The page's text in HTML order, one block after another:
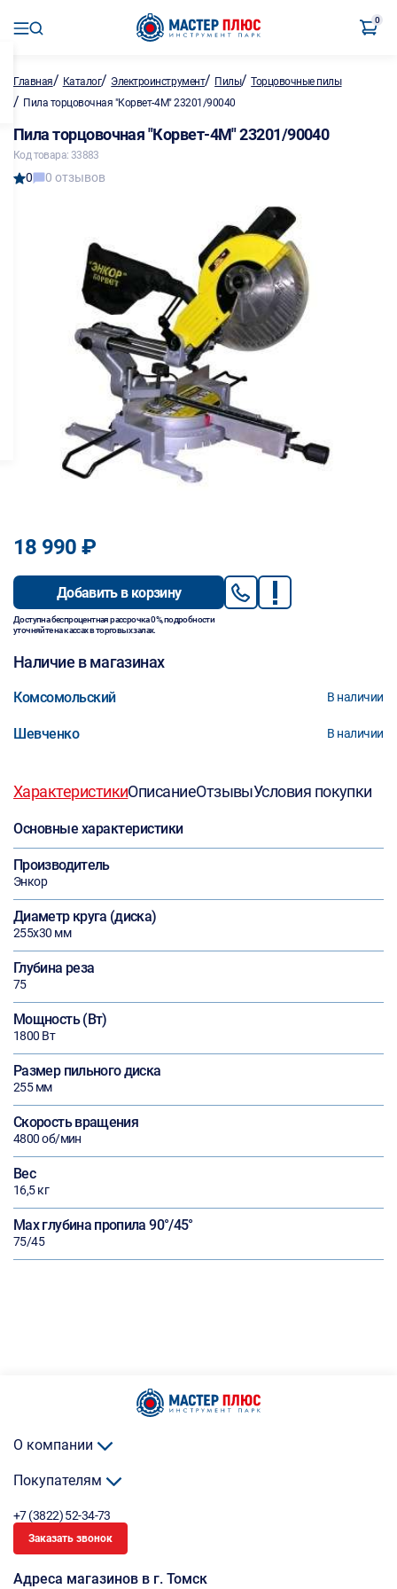
0
Главная/ Каталог/ Электроинструмент/ Пилы/Торцовочные пилы
/ Пила торцовочная "Корвет-4М" 23201/90040
Пила торцовочная "Корвет-4М" 23201/90040
Код товара: 33883
0 0 отзывов
18 990 ₽
Добавить в корзину
Доступна беспроцентная рассрочка 0%, подробности
уточняйте на кассах в торговых залах.
Наличие в магазинах
Комсомольский В наличии
Шевченко В наличии
ХарактеристикиОписаниеОтзывыУсловия покупки
Основные характеристики
Производитель
Энкор
Диаметр круга (диска)
255х30 мм
Глубина реза
75
Мощность (Вт)
1800 Вт
Размер пильного диска
255 мм
Скорость вращения
4800 об/мин
Вес
16,5 кг
Max глубина пропила 90°/45°
75/45
О компании
Покупателям
+7 (3822) 52-34-73
Заказать звонок
Адреса магазинов в г. Томск